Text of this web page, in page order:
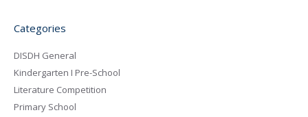
Categories
DISDH General
Kindergarten I Pre-School
Literature Competition
Primary School